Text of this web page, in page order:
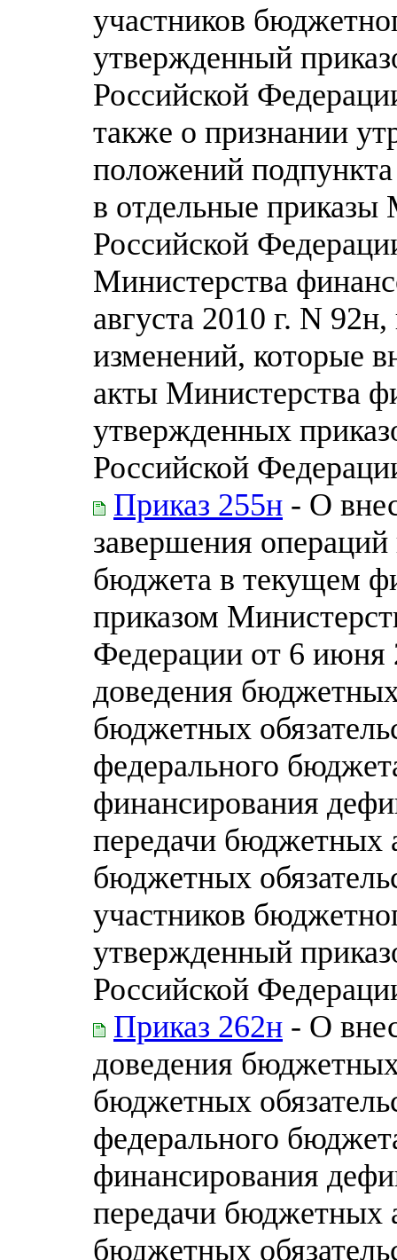
участников
утвержденный
Российской
также о признании
положений
в отдельные приказы
Российской
Министерства
августа 2010 г. N
изменений, которые
акты Министерства
утвержденных
Российской
Приказ 255н - О
завершения
бюджета в текущем
приказом
Федерации от 6 июня
доведения
бюджетных
федерального
финансирования
передачи бюджетных
бюджетных
участников
утвержденный
Российской
Приказ 262н - О
доведения
бюджетных
федерального
финансирования
передачи бюджетных
бюджетных